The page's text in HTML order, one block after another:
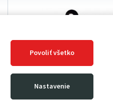
Povoliť všetko
Nastavenie